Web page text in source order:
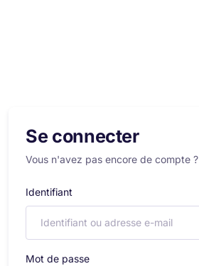
Se connecter
Vous n'avez pas encore de compte ?
Identifiant
Mot de passe